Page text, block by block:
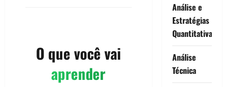
O que você vai
aprender
Análise e
Estratégias
Quantitativa
Análise
Técnica